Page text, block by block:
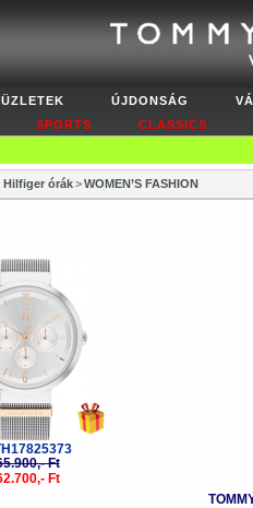
ÚJDONSÁG
SPORTS CLASSICS
Hilfiger órák>WOMEN’S FASHION
Ft
Ft